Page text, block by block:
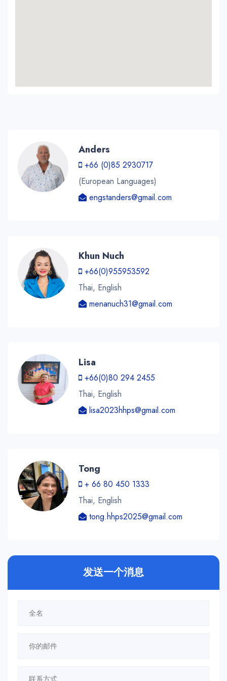
Anders
+66 (0)85 2930717
(European Languages)
engstanders@gmail.com
Khun Nuch
+66(0)955953592
Thai, English
menanuch31@gmail.com
Lisa
+66(0)80 294 2455
Thai, English
lisa2023hhps@gmail.com
Tong
+ 66 80 450 1333
Thai, English
tong.hhps2025@gmail.com
发送一个消息